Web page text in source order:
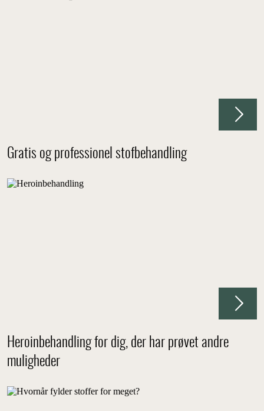
Gratis og professionel stofbehandling
Heroinbehandling for dig, der har prøvet andre
muligheder